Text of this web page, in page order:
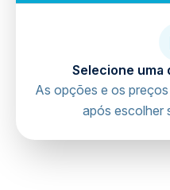
directions
Selecione uma
As opções e os
após escolher